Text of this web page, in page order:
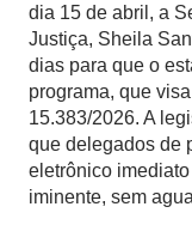
dia 15 de abril, a
Justiça, Sheila
dias para que o
programa, que
15.383/2026. A
que delegados de
eletrônico
iminente, sem